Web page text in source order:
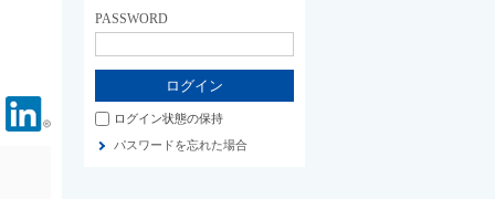
Facebook Linkedin
PASSWORD
ログイン状態の保持
パスワードを忘れた場合